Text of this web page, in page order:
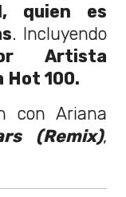
quien es
. Incluyendo
Artista
Hot 100.
con Ariana
(Remix),